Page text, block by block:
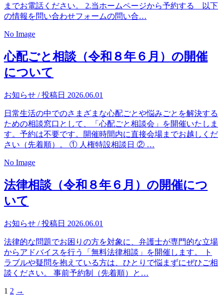
までお電話ください。 2.当ホームページから予約する 以下
の情報を問い合わせフォームの問い合…
No Image
心配ごと相談（令和８年６月）の開催
について
お知らせ / 投稿日 2026.06.01
日常生活の中でのさまざまな心配ごとや悩みごとを解決する
ための相談窓口として、「心配ごと相談会」を開催いたしま
す。予約は不要です。開催時間内に直接会場までお越しくだ
さい（先着順）。 ① 人権特設相談日 ② …
No Image
法律相談（令和８年６月）の開催につ
いて
お知らせ / 投稿日 2026.06.01
法律的な問題でお困りの方を対象に、弁護士が専門的な立場
からアドバイスを行う「無料法律相談」を開催します。 ト
ラブルや疑問を抱えている方は、ひとりで悩まずにぜひご相
談ください。 事前予約制（先着順）と…
投
1 2 →